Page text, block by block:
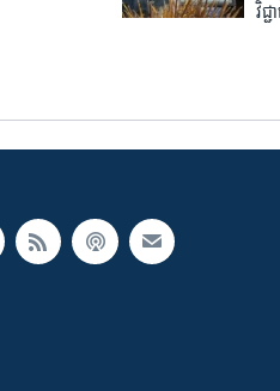
វិជ្